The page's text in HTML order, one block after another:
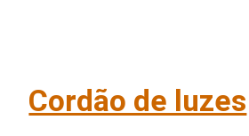
Cordão de luzes